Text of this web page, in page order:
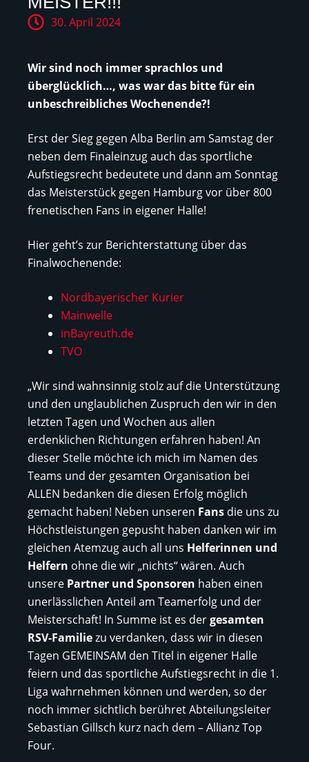
30. April 2024
Wir sind noch immer sprachlos und
überglücklich…, was war das bitte für ein
unbeschreibliches Wochenende?!
Erst der Sieg gegen Alba Berlin am Samstag der
neben dem Finaleinzug auch das sportliche
Aufstiegsrecht bedeutete und dann am Sonntag
das Meisterstück gegen Hamburg vor über 800
frenetischen Fans in eigener Halle!
Hier geht’s zur Berichterstattung über das
Finalwochenende:
Nordbayerischer Kurier
Mainwelle
inBayreuth.de
TVO
„Wir sind wahnsinnig stolz auf die Unterstützung
und den unglaublichen Zuspruch den wir in den
letzten Tagen und Wochen aus allen
erdenklichen Richtungen erfahren haben! An
dieser Stelle möchte ich mich im Namen des
Teams und der gesamten Organisation bei
ALLEN bedanken die diesen Erfolg möglich
gemacht haben! Neben unseren Fans die uns zu
Höchstleistungen gepusht haben danken wir im
gleichen Atemzug auch all uns Helferinnen und
Helfern ohne die wir „nichts“ wären. Auch
unsere Partner und Sponsoren haben einen
unerlässlichen Anteil am Teamerfolg und der
Meisterschaft! In Summe ist es dergesamten
RSV-Familiezu verdanken, dass wir in diesen
Tagen GEMEINSAM den Titel in eigener Halle
feiern und das sportliche Aufstiegsrecht in die 1.
Liga wahrnehmen können und werden, so der
noch immer sichtlich berühret Abteilungsleiter
Sebastian Gillsch kurz nach dem – Allianz Top
Four.